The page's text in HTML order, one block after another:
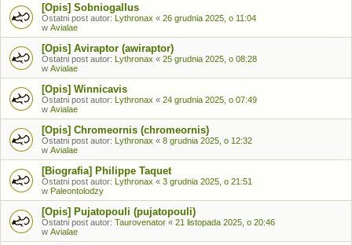
[Opis] Sobniogallus
Ostatni post autor: Lythronax « 26 grudnia 2025, o 11:04
w Avialae
[Opis] Aviraptor (awiraptor)
Ostatni post autor: Lythronax « 25 grudnia 2025, o 08:28
w Avialae
[Opis] Winnicavis
Ostatni post autor: Lythronax « 24 grudnia 2025, o 07:49
w Avialae
[Opis] Chromeornis (chromeornis)
Ostatni post autor: Lythronax « 8 grudnia 2025, o 12:32
w Avialae
[Biografia] Philippe Taquet
Ostatni post autor: Lythronax « 3 grudnia 2025, o 21:51
w Paleontolodzy
[Opis] Pujatopouli (pujatopouli)
Ostatni post autor: Taurovenator « 21 listopada 2025, o 20:46
w Avialae